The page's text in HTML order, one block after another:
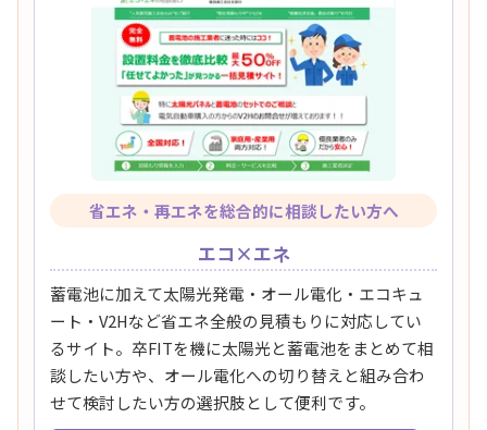
省エネ・再エネを総合的に相談したい方へ
エコ×エネ
蓄電池に加えて太陽光発電・オール電化・エコキュ
ート・V2Hなど省エネ全般の見積もりに対応してい
るサイト。卒FITを機に太陽光と蓄電池をまとめて相
談したい方や、オール電化への切り替えと組み合わ
せて検討したい方の選択肢として便利です。